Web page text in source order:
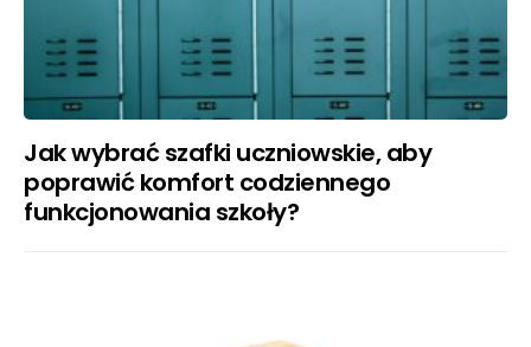
Jak wybrać szafki uczniowskie, aby
poprawić komfort codziennego
funkcjonowania szkoły?